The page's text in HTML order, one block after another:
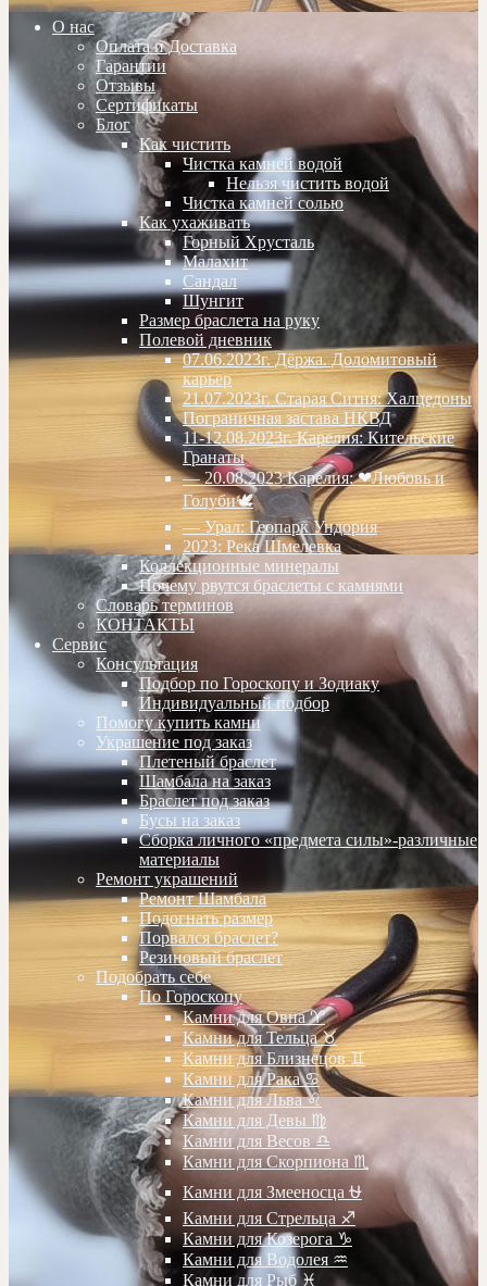
О нас
Оплата и Доставка
Гарантии
Отзывы
Сертификаты
Блог
Как чистить
Чистка камней водой
Нельзя чистить водой
Чистка камней солью
Как ухаживать
Горный Хрусталь
Малахит
Сандал
Шунгит
Размер браслета на руку
Полевой дневник
07.06.2023г. Дёржа. Доломитовый
карьер
21.07.2023г. Старая Ситня: Халцедоны
Пограничная застава НКВД
11-12.08.2023г. Карелия: Кительские
Гранаты
— 20.08.2023 Карелия: ❤Любовь и
Голуби🕊
— Урал: Геопарк Ундория
2023: Река Шмелевка
Коллекционные минералы
Почему рвутся браслеты с камнями
Словарь терминов
КОНТАКТЫ
Сервис
Консультация
Подбор по Гороскопу и Зодиаку
Индивидуальный подбор
Помогу купить камни
Украшение под заказ
Плетеный браслет
Шамбала на заказ
Браслет под заказ
Бусы на заказ
Сборка личного «предмета силы»-различные
материалы
Ремонт украшений
Ремонт Шамбала
Подогнать размер
Порвался браслет?
Резиновый браслет
Подобрать себе
По Гороскопу
Камни для Овна ♈️
Камни для Тельца ♉️
Камни для Близнецов ♊️
Камни для Рака ♋️
Камни для Льва ♌️
Камни для Девы ♍️
Камни для Весов ♎️
Камни для Скорпиона ♏️
Камни для Змееносца ⛎
Камни для Стрельца ♐️
Камни для Козерога ♑️
Камни для Водолея ♒️
Камни для Рыб ♓️